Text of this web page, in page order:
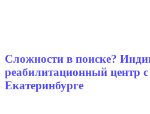
Сложности в поиске?
реабилитационный центр
Екатеринбурге